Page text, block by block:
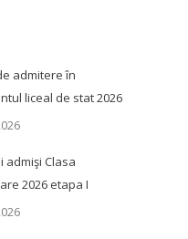
admitere în
liceal de stat 2026
admişi Clasa
2026 etapa I